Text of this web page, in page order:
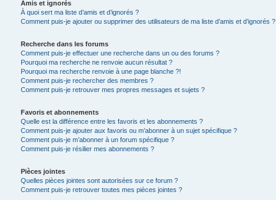
Amis et ignorés
À quoi sert ma liste d’amis et d’ignorés ?
Comment puis-je ajouter ou supprimer des utilisateurs de ma liste d’amis et d’ignorés ?
Recherche dans les forums
Comment puis-je effectuer une recherche dans un ou des forums ?
Pourquoi ma recherche ne renvoie aucun résultat ?
Pourquoi ma recherche renvoie à une page blanche ?!
Comment puis-je rechercher des membres ?
Comment puis-je retrouver mes propres messages et sujets ?
Favoris et abonnements
Quelle est la différence entre les favoris et les abonnements ?
Comment puis-je ajouter aux favoris ou m’abonner à un sujet spécifique ?
Comment puis-je m’abonner à un forum spécifique ?
Comment puis-je résilier mes abonnements ?
Pièces jointes
Quelles pièces jointes sont autorisées sur ce forum ?
Comment puis-je retrouver toutes mes pièces jointes ?